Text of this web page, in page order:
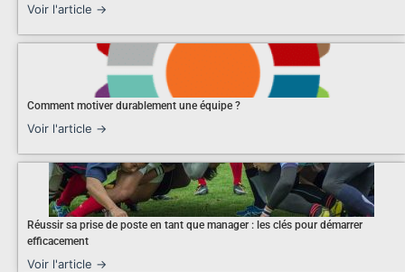
Voir l'article →
Comment motiver durablement une équipe ?
Voir l'article →
Réussir sa prise de poste en tant que manager : les clés pour démarrer
efficacement
Voir l'article →